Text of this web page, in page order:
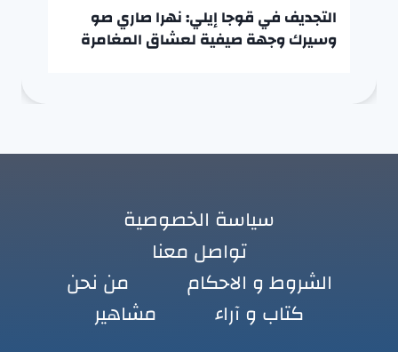
التجديف في قوجا إيلي: نهرا صاري صو
وسيرك وجهة صيفية لعشاق المغامرة
سياسة الخصوصية
تواصل معنا
الشروط و الاحكام
من نحن
كتاب و آراء
مشاهير